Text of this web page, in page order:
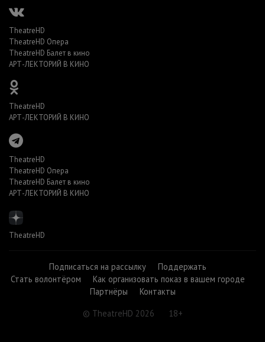
TheatreHD
TheatreHD Опера
TheatreHD Балет в кино
АРТ-ЛЕКТОРИЙ В КИНО
TheatreHD
АРТ-ЛЕКТОРИЙ В КИНО
TheatreHD
TheatreHD Опера
TheatreHD Балет в кино
АРТ-ЛЕКТОРИЙ В КИНО
TheatreHD
Подписаться на рассылку
Поддержать
Стать волонтёром
Как организовать показ в вашем городе
Партнёры
Контакты
© TheatreHD 2026
18+